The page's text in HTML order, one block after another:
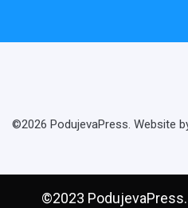
©2026 PodujevaPress. Website
©2023